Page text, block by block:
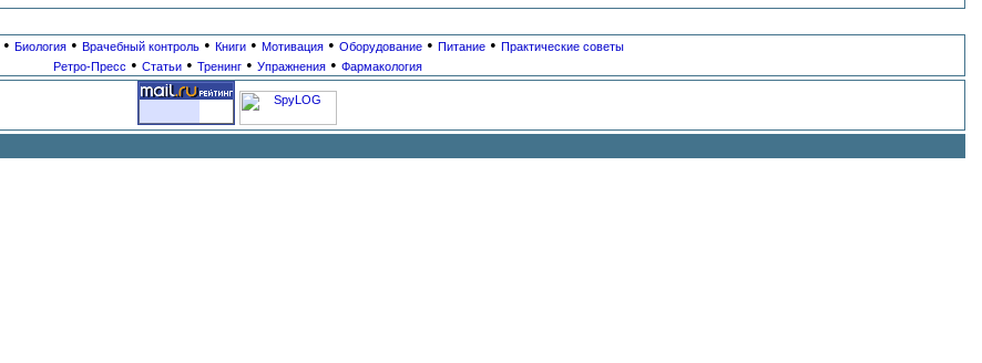
• Биология • Врачебный контроль • Книги • Мотивация • Оборудование • Питание • Практические советы
Ретро-Пресс • Статьи• Тренинг• Упражнения• Фармакология